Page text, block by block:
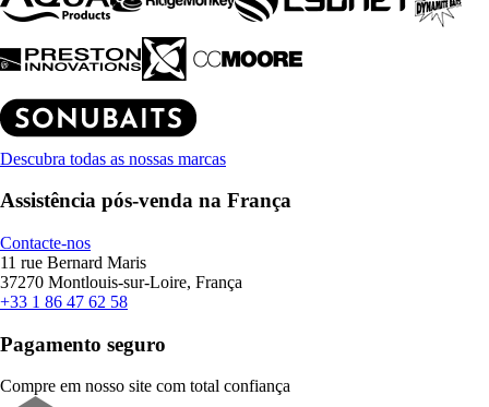
Descubra todas as nossas marcas
Assistência pós-venda na França
Contacte-nos
11 rue Bernard Maris
37270 Montlouis-sur-Loire, França
+33 1 86 47 62 58
Pagamento seguro
Compre em nosso site com total confiança